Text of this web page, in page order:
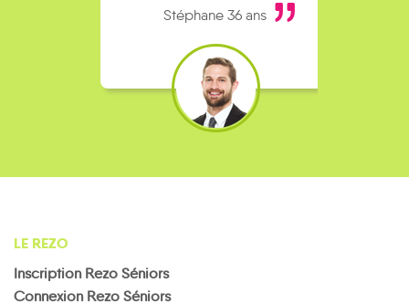
Stéphane 36 ans
LE REZO
Inscription Rezo Séniors
Connexion Rezo Séniors